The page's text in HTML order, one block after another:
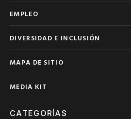
EMPLEO
DIVERSIDAD E INCLUSIÓN
MAPA DE SITIO
MEDIA KIT
CATEGORÍAS